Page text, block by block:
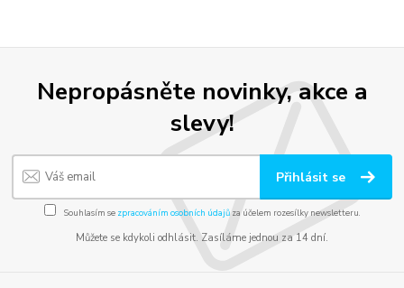
Nepropásněte novinky, akce a
slevy!
Přihlásit se
Souhlasím se zpracováním osobních údajůza účelem rozesílky newsletteru.
Můžete se kdykoli odhlásit. Zasíláme jednou za 14 dní.